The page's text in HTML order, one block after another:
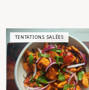
TENTATIONS SALÉES